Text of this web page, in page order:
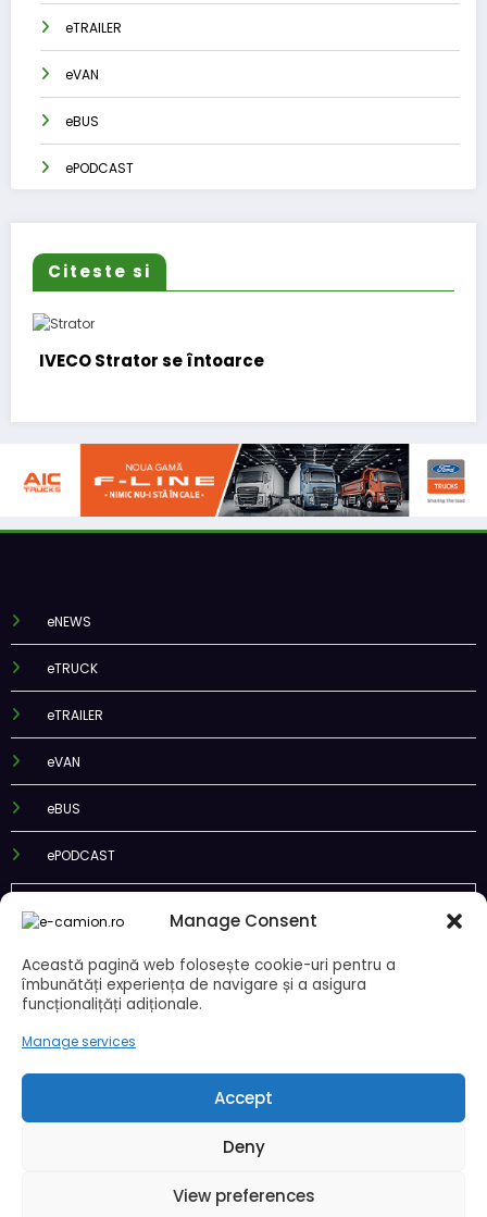
Manage Consent
Această pagină web folosește cookie-uri pentru a
îmbunătăți experiența de navigare și a asigura
funcționalițăți adiționale.
Manage services
Accept
Deny
View preferences
eTRAILER
eVAN
eBUS
ePODCAST
Citeste si
BursaTransport/123cargo
eNEWS
eTRUCK
eTRAILER
eVAN
eBUS
Recent Posts
Blue River: 26.123 km cu un camion 100% electric în transport
Proiectul Revoy prinde contur
Sailun își extinde gama de anvelope pentru camioane